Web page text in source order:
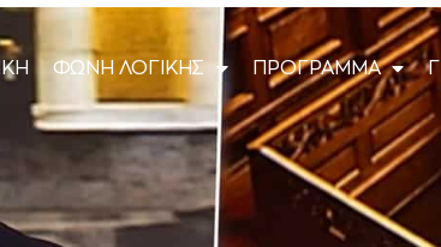
ΦΩΝΗ ΛΟΓΙΚΗΣ ΠΡΟΓΡΑΜΜΑ